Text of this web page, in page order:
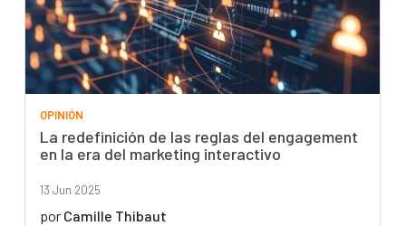
OPINIÓN
La redefinición de las reglas del engagement
en la era del marketing interactivo
13 Jun 2025
por Camille Thibaut